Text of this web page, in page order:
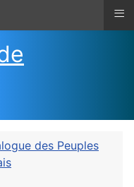
des Peuples
≡